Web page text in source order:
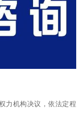
力机构决议，依法定程